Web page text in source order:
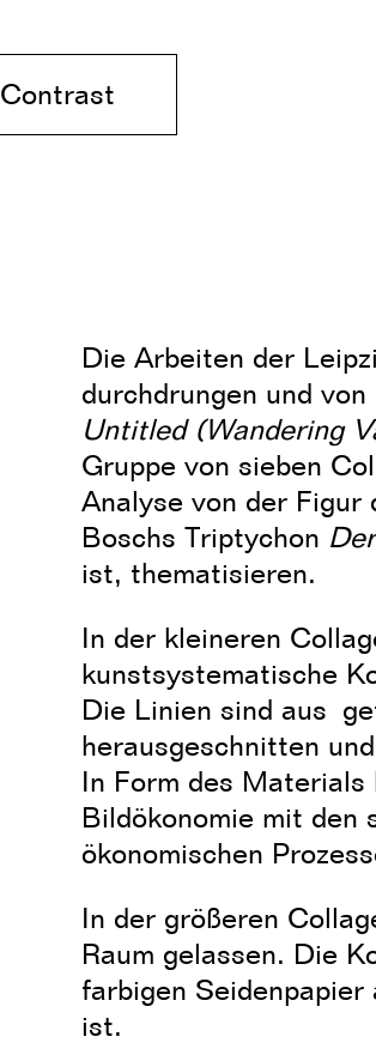
Contrast
Die Arbeiten der
durchdrungen und
Untitled (Wandering
Gruppe von sieben
Analyse von der Figur
Boschs Triptychon
ist, thematisieren.
In der kleineren
kunstsystematische
Die Linien sind aus
herausgeschnitten
In Form des
Bildökonomie mit den
ökonomischen
In der größeren
Raum gelassen. Die
farbigen
ist.